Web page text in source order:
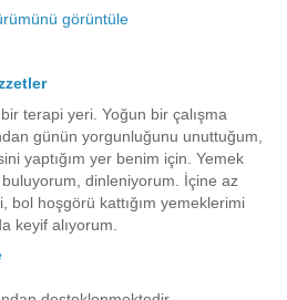
görüntüle
terapi yeri. Yoğun bir çalışma
günün yorgunluğunu unuttuğum,
yaptığım yer benim için. Yemek
dinleniyorum. İçine az
bol hoşgörü kattığım yemeklerimi
keyif alıyorum.